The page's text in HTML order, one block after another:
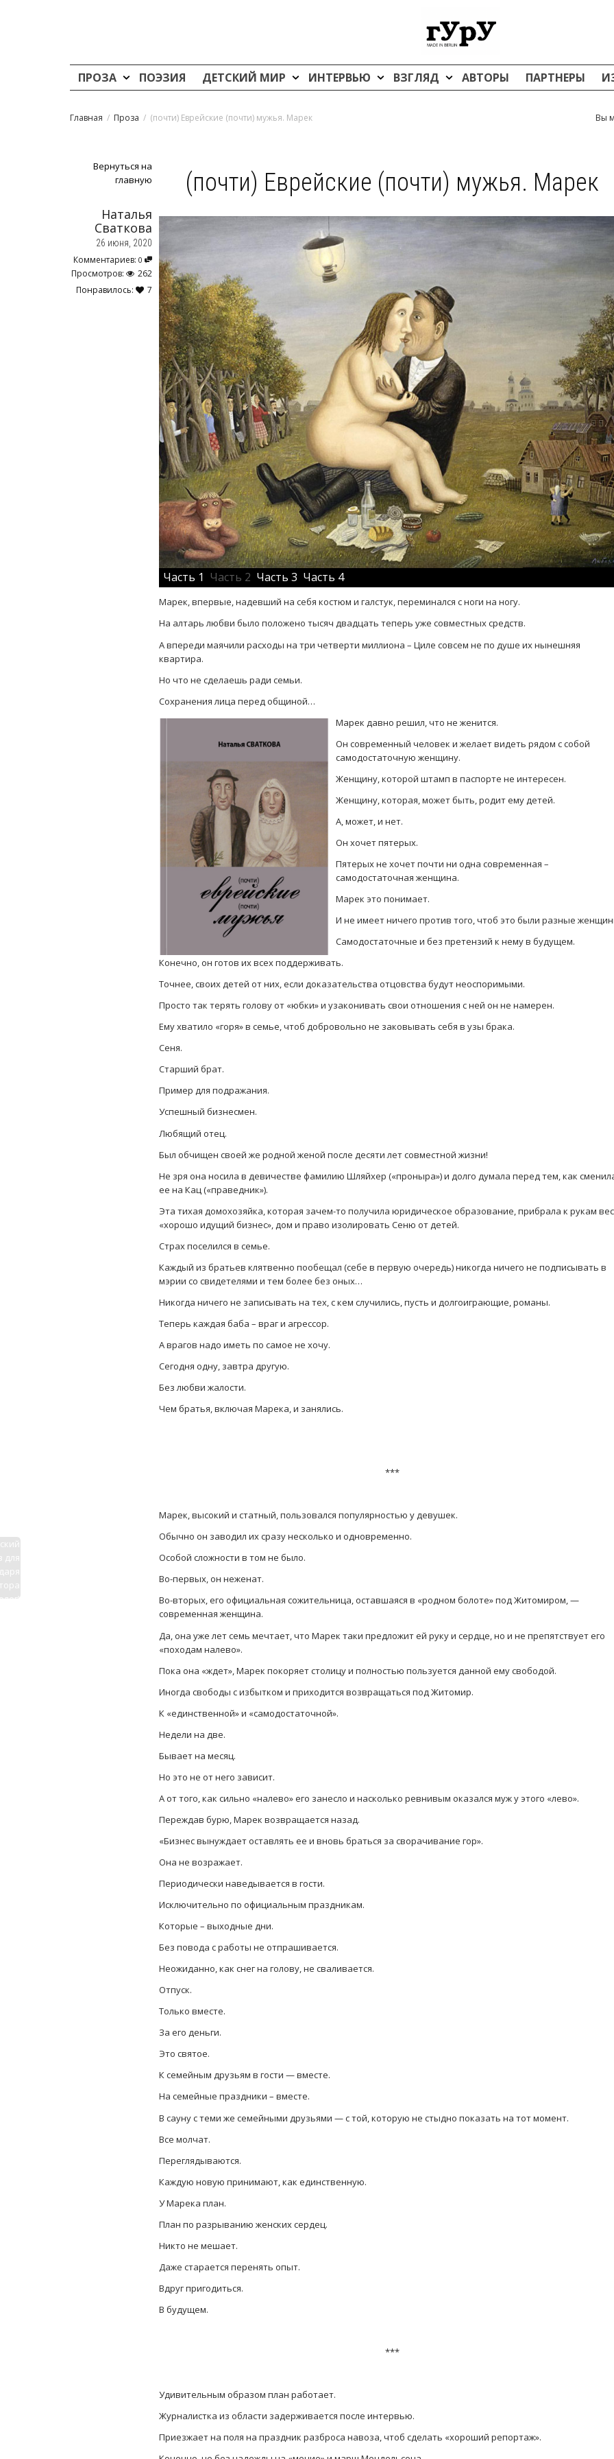
ПРОЗА ПОЭЗИЯ ДЕТСКИЙ МИР ИНТЕРВЬЮ ВЗГЛЯД АВТОРЫ ПАРТНЕРЫ
Главная Проза (почти) Еврейские (почти) мужья. Марек Вы
Вернуться на
главную
Наталья
Сваткова
26 июня, 2020
Комментариев: 0
Просмотров:
262
Понравилось:
7
(почти) Еврейские (почти) мужья. Марек
Часть 1 Часть 2 Часть 3 Часть 4
Марек, впервые, надевший на себя костюм и галстук, переминался с ноги на ногу.
На алтарь любви было положено тысяч двадцать теперь уже совместных средств.
А впереди маячили расходы на три четверти миллиона – Циле совсем не по душе их нынешняя
квартира.
Но что не сделаешь ради семьи.
Сохранения лица перед общиной…
Марек давно решил, что не женится.
Он современный человек и желает видеть рядом с собой
самодостаточную женщину.
Женщину, которой штамп в паспорте не интересен.
Женщину, которая, может быть, родит ему детей.
А, может, и нет.
Он хочет пятерых.
Пятерых не хочет почти ни одна современная –
самодостаточная женщина.
Марек это понимает.
И не имеет ничего против того, чтоб это были разные
Самодостаточные и без претензий к нему в будущем.
Конечно, он готов их всех поддерживать.
Точнее, своих детей от них, если доказательства отцовства будут неоспоримыми.
Просто так терять голову от «юбки» и узаконивать свои отношения с ней он не намерен.
Ему хватило «горя» в семье, чтоб добровольно не заковывать себя в узы брака.
Сеня.
Старший брат.
Пример для подражания.
Успешный бизнесмен.
Любящий отец.
Был обчищен своей же родной женой после десяти лет совместной жизни!
Не зря она носила в девичестве фамилию Шляйхер («проныра») и долго думала перед тем, как
ее на Кац («праведник»).
Эта тихая домохозяйка, которая зачем-то получила юридическое образование, прибрала к рукам
«хорошо идущий бизнес», дом и право изолировать Сеню от детей.
Страх поселился в семье.
Каждый из братьев клятвенно пообещал (себе в первую очередь) никогда ничего не подписывать в
мэрии со свидетелями и тем более без оных…
Никогда ничего не записывать на тех, с кем случились, пусть и долгоиграющие, романы.
Теперь каждая баба – враг и агрессор.
А врагов надо иметь по самое не хочу.
Сегодня одну, завтра другую.
Без любви жалости.
Чем братья, включая Марека, и занялись.
***
Марек, высокий и статный, пользовался популярностью у девушек.
Обычно он заводил их сразу несколько и одновременно.
Особой сложности в том не было.
Во-первых, он неженат.
Во-вторых, его официальная сожительница, оставшаяся в «родном болоте» под Житомиром, —
современная женщина.
Да, она уже лет семь мечтает, что Марек таки предложит ей руку и сердце, но и не препятствует его
«походам налево».
Пока она «ждет», Марек покоряет столицу и полностью пользуется данной ему свободой.
Иногда свободы с избытком и приходится возвращаться под Житомир.
К «единственной» и «самодостаточной».
Недели на две.
Бывает на месяц.
Но это не от него зависит.
А от того, как сильно «налево» его занесло и насколько ревнивым оказался муж у этого «лево».
Переждав бурю, Марек возвращается назад.
«Бизнес вынуждает оставлять ее и вновь браться за сворачивание гор».
Она не возражает.
Периодически наведывается в гости.
Исключительно по официальным праздникам.
Которые – выходные дни.
Без повода с работы не отпрашивается.
Неожиданно, как снег на голову, не сваливается.
Отпуск.
Только вместе.
За его деньги.
Это святое.
К семейным друзьям в гости — вместе.
На семейные праздники – вместе.
В сауну с теми же семейными друзьями — с той, которую не стыдно показать на тот момент.
Все молчат.
Переглядываются.
Каждую новую принимают, как единственную.
У Марека план.
План по разрыванию женских сердец.
Никто не мешает.
Даже старается перенять опыт.
Вдруг пригодиться.
В будущем.
***
Удивительным образом план работает.
Журналистка из области задерживается после интервью.
Приезжает на поля на праздник разброса навоза, чтоб сделать «хороший репортаж».
для